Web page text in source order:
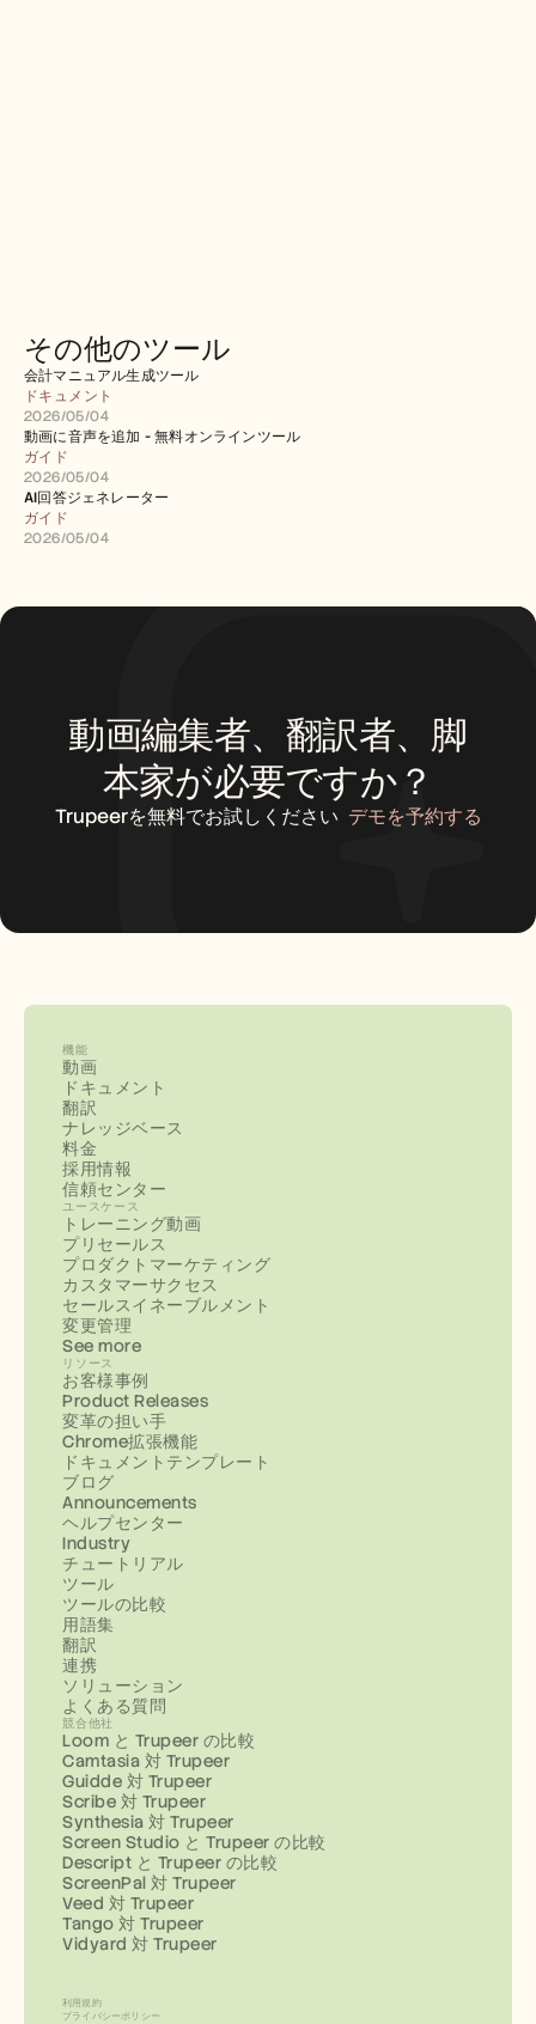
その他のツール
会計マニュアル生成ツール
ドキュメント
2026/05/04
動画に音声を追加 - 無料オンラインツール
ガイド
2026/05/04
AI回答ジェネレーター
ガイド
2026/05/04
動画編集者、翻訳者、脚
本家が必要ですか？
Trupeerを無料でお試しください デモを予約する
機能
動画
ドキュメント
翻訳
ナレッジベース
料金
採用情報
信頼センター
ユースケース
トレーニング動画
プリセールス
プロダクトマーケティング
カスタマーサクセス
セールスイネーブルメント
変更管理
See more
リソース
お客様事例
Product Releases
変革の担い手
Chrome拡張機能
ドキュメントテンプレート
ブログ
Announcements
ヘルプセンター
Industry
チュートリアル
ツール
ツールの比較
用語集
翻訳
連携
ソリューション
よくある質問
競合他社
Loom と Trupeer の比較
Camtasia 対 Trupeer
Guidde 対 Trupeer
Scribe 対 Trupeer
Synthesia 対 Trupeer
Screen Studio と Trupeer の比較
Descript と Trupeer の比較
ScreenPal 対 Trupeer
Veed 対 Trupeer
Tango 対 Trupeer
Vidyard 対 Trupeer
利用規約
プライバシーポリシー